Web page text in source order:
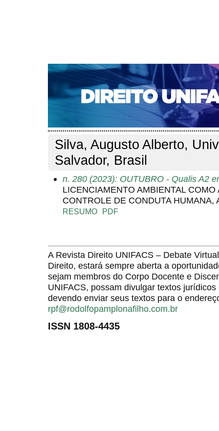
CAPA SOBRE ACESSO CADASTRO
NOTÍCIAS
EDIÇÕES DE Nº 1 A 100 WEBMAIL
Capa>Pesquisa> Perfil do autor
Perfil do autor
Silva, Augusto Alberto,
Salvador, Brasil
n. 280 (2023): OUTUBRO - Qualis A2
LICENCIAMENTO AMBIENTAL
CONTROLE DE CONDUTA HUMANA,
RESUMO PDF
A Revista Direito UNIFACS – Debate
Direito, estará sempre aberta a
sejam membros do Corpo Docente e
UNIFACS, possam divulgar textos
devendo enviar seus textos para o
rpf@rodolfopamplonafilho.com.br
ISSN 1808-4435